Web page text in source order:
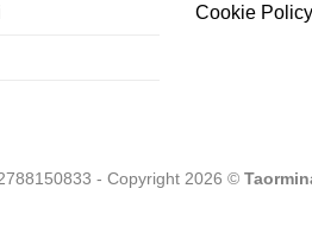
Cookie
- Copyright 2026 ©